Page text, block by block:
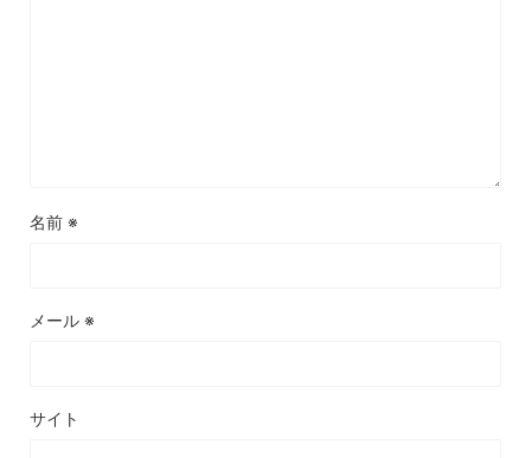
名前 ※
メール ※
サイト